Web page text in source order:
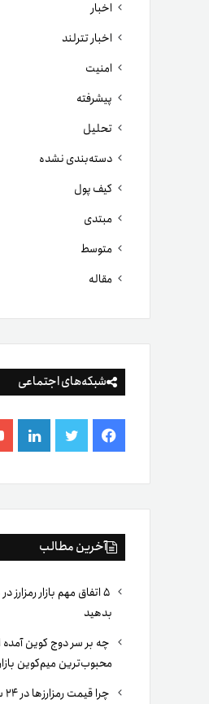
اخبار
اخبار تترلند
امنیت
پیشرفته
تحلیل
دسته‌بندی نشده
کیف پول
مبتدی
متوسط
مقاله
شبکه‌های اجتماعی
فیس
بوک
توییتر
آخرین مطالب
۵ اتفاق مهم بازار
بدهید
چه بر سر دوج کوین
محبوب‌ترین میم‌کوین